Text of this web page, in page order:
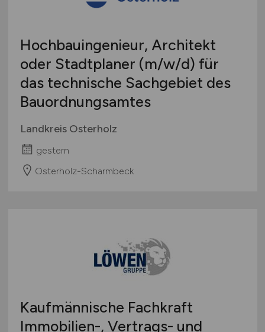
Hochbauingenieur, Architekt
oder Stadtplaner (m/w/d) für
das technische Sachgebiet des
Bauordnungsamtes
Landkreis Osterholz
gestern
Osterholz-Scharmbeck
Kaufmännische Fachkraft
Immobilien-, Vertrags- und